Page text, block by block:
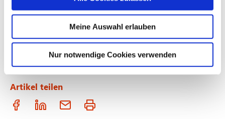
Meine Auswahl erlauben
Nur notwendige Cookies verwenden
Gebärdenden seit ein paar Monaten zusätzlich Lachgas zur
Linderung der Wehenschmerzen an. Es ist die erste Klinik
in Köln, die wieder auf diese „alte, neue“ Technik
Pressemitteilung (51kB)....
Artikel teilen